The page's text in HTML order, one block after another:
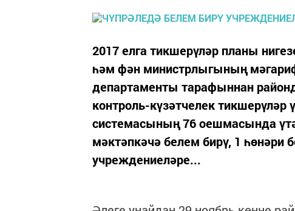
2017 елга тикшерүләр планы
һәм фән министрлыгының
департаменты тарафыннан
контроль-күзәтчелек
системасының 76 оешмасында
мәктәпкәчә белем бирү, 1 һөнәри
учреждениеләре...